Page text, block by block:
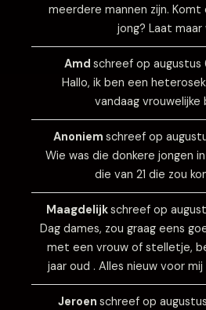
meerdere mannen zijn.
jong? Laat
Amd schreef op augustus
Hallo, ik ben een
vandaag vrouwelijke
Anoniem schreef op
Wie was die donkere jongen
die van 21 die zou
Maagdelijkschreef op
Dag dames, zou graag eens
met een vrouw of stelletje,
jaar oud . Alles nieuw voor mij
Jeroen schreef op